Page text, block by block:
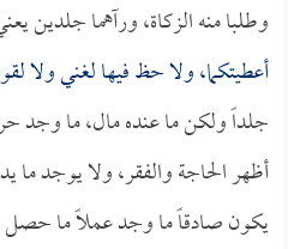
وطلبا منه الزكاة، ورآهما جلدين
أعطيتكما، ولا حظ فيها لغني
جلداً ولكن ما عنده مال، ما وجد
أظهر الحاجة والفقر، ولا يوجد ما
يكون صادقاً ما وجد عملاً ما حصل